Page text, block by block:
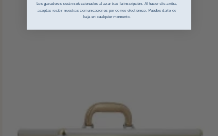
Los ganadores serán seleccionados al azar tras la inscripción. Al hacer clic arriba,
aceptas recibir nuestras comunicaciones por correo electrónico. Puedes darte de
baja en cualquier momento.